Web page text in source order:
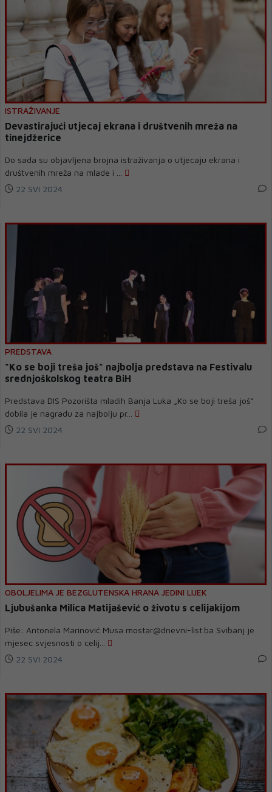
ISTRAŽIVANJE
Devastirajući utjecaj ekrana i društvenih mreža na
tinejdžerice
Do sada su objavljena brojna istraživanja o utjecaju ekrana i
društvenih mreža na mlade i ...
22 SVI 2024
PREDSTAVA
"Ko se boji treša još" najbolja predstava na Festivalu
srednjoškolskog teatra BiH
Predstava DIS Pozorišta mladih Banja Luka „Ko se boji treša još“
dobila je nagradu za najbolju pr...
22 SVI 2024
OBOLJELIMA JE BEZGLUTENSKA HRANA JEDINI LIJEK
Ljubušanka Milica Matijašević o životu s celijakijom
Piše: Antonela Marinović Musa mostar@dnevni-list.ba Svibanj je
mjesec svjesnosti o celij...
22 SVI 2024